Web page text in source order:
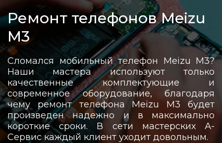
Ремонт телефонов Meizu
M3
Сломался мобильный телефон Meizu M3?
Наши мастера используют только
качественные комплектующие и
современное оборудование, благодаря
чему ремонт телефона Meizu M3 будет
произведен надежно и в максимально
короткие сроки. В сети мастерских А-
Сервис каждый клиент уходит довольным.